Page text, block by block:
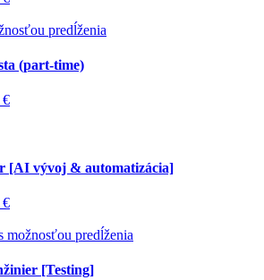
predĺženia
(part-time)
€
[AI vývoj & automatizácia]
€
možnosťou predĺženia
[Testing]